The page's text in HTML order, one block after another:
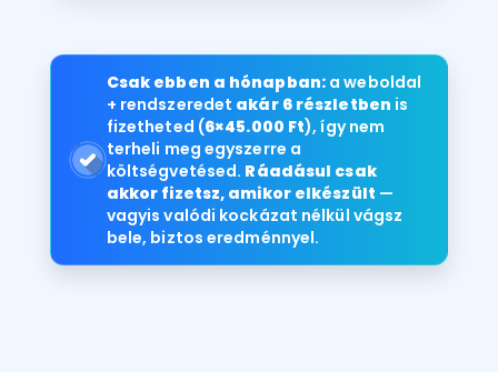
Csak ebben a hónapban: a weboldal
+ rendszeredet akár 6 részletben is
fizetheted (6×45.000 Ft), így nem
terheli meg egyszerre a
költségvetésed. Ráadásul csak
akkor fizetsz, amikor elkészült —
vagyis valódi kockázat nélkül vágsz
bele, biztos eredménnyel.